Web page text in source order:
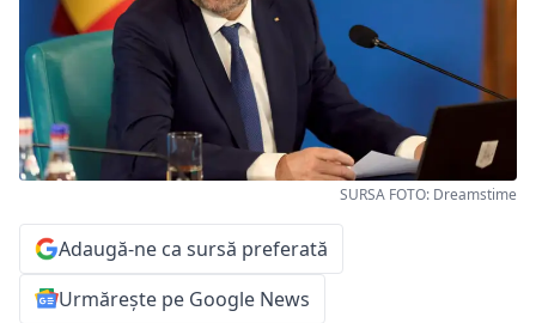
SURSA FOTO: Dreamstime
Adaugă-ne ca sursă preferată
Urmărește pe Google News